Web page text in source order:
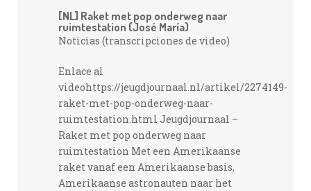
[NL] Raket met pop onderweg naar
ruimtestation (José María)
Noticias (transcripciones de video)
Enlace al
videohttps://jeugdjournaal.nl/artikel/2274149-
raket-met-pop-onderweg-naar-
ruimtestation.html Jeugdjournaal –
Raket met pop onderweg naar
ruimtestation Met een Amerikaanse
raket vanaf een Amerikaanse basis,
Amerikaanse astronauten naar het